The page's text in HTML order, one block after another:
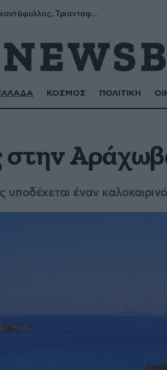
Μύρων, Τριαντάφυλλος, Τριανταφυλλιά, Φυλλιώ, Ρόζα
ΚΟΣΜΟΣ ΠΟΛΙΤΙΚΗ
υποδέχεται έναν